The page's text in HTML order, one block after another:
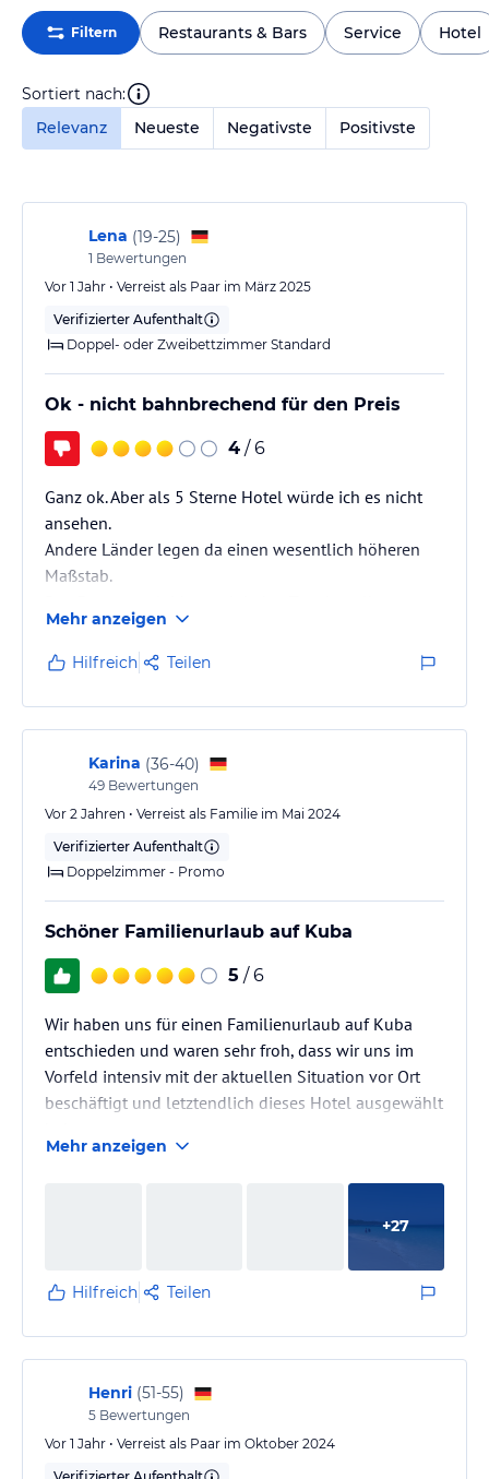
Filtern Restaurants & Bars Service Hotel
Sortiert nach:
Relevanz
Neueste Negativste Positivste
Lena (19-25)
1 Bewertungen
Vor 1 Jahr • Verreist als Paar im März 2025
Verifizierter Aufenthalt
Doppel- oder Zweibettzimmer Standard
Ok - nicht bahnbrechend für den Preis
4 / 6
Ganz ok. Aber als 5 Sterne Hotel würde ich es nicht
ansehen.
Andere Länder legen da einen wesentlich höheren
Maßstab.
Mehr anzeigen
Hilfreich Teilen
Karina (36-40)
49 Bewertungen
Vor 2 Jahren • Verreist als Familie im Mai 2024
Verifizierter Aufenthalt
Doppelzimmer - Promo
Schöner Familienurlaub auf Kuba
5 / 6
Wir haben uns für einen Familienurlaub auf Kuba
entschieden und waren sehr froh, dass wir uns im
Vorfeld intensiv mit der aktuellen Situation vor Ort
beschäftigt und letztendlich dieses Hotel ausgewählt
Zusammengefasst hatten wir eine tolle Zeit auf Kuba
und können dieses Hotel absolut weiterempfehlen.
Brötchen, Butter und Eier, was in anderen Hotels
zubereiteten Smoothies, die Obstauswahl (Mangos,
Mehr anzeigen
+27
Hilfreich Teilen
Henri (51-55)
5 Bewertungen
Vor 1 Jahr • Verreist als Paar im Oktober 2024